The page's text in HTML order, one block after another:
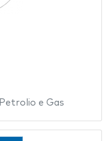
Petrolio e Gas